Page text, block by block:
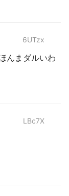
6UTzx
んまダルいわ
LBc7X